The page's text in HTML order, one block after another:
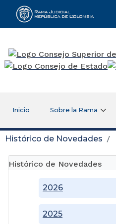
Rama Judicial
Inicio Sobre la Rama
Histórico de Novedades
Histórico de Novedades
2025
2026